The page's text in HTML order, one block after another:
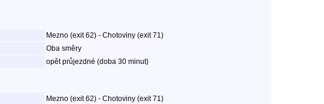
Mezno (exit 62) - Chotoviny (exit 71)
Oba směry
opět průjezdné (doba 30 minut)
Mezno (exit 62) - Chotoviny (exit 71)